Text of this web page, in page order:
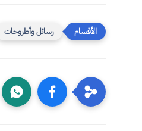
رسائل وأطروحات